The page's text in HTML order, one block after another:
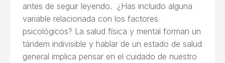
antes de seguir leyendo. ¿Has incluido alguna
variable relacionada con los factores
psicológicos? La salud física y mental forman un
tándem indivisible y hablar de un estado de salud
general implica pensar en el cuidado de nuestro